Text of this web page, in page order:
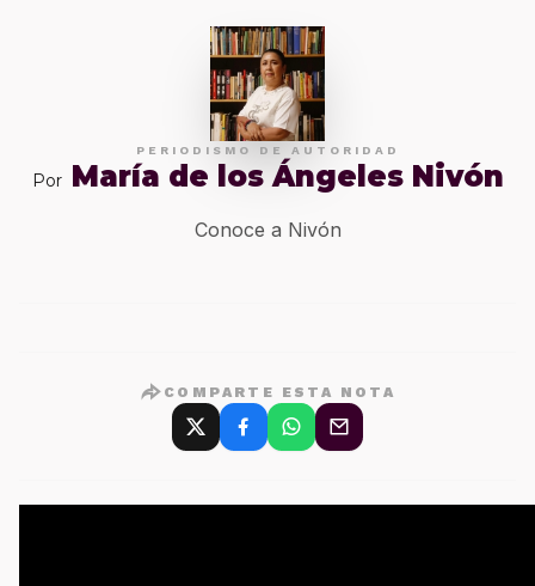
PERIODISMO DE AUTORIDAD
Por María de los Ángeles Nivón
Conoce a Nivón
COMPARTE ESTA NOTA